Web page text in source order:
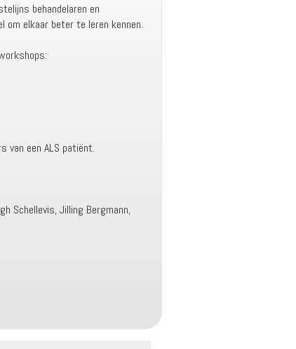
behandelaren en
om elkaar beter te leren kennen.
van een ALS patiënt.
Schellevis, Jilling Bergmann,